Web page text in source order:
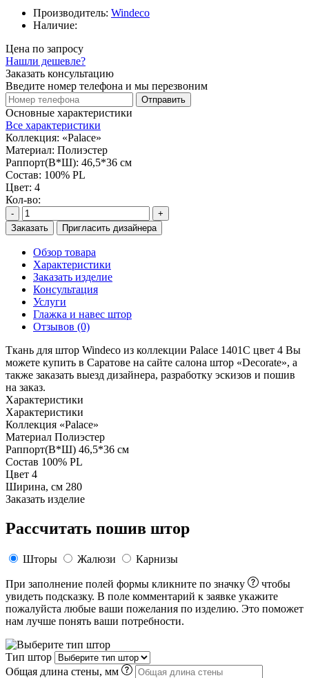
Производитель: Windeco
Наличие:
Цена по запросу
Нашли дешевле?
Заказать консультацию
Введите номер телефона и мы перезвоним
Отправить
Основные характеристики
Все характеристики
Коллекция: «Palace»
Материал: Полиэстер
Раппорт(В*Ш): 46,5*36 см
Состав: 100% PL
Цвет: 4
Кол-во:
-
+
Заказать
Пригласить дизайнера
Обзор товара
Характеристики
Заказать изделие
Консультация
Услуги
Глажка и навес штор
Отзывов (0)
Ткань для штор Windeco из коллекции Palace 1401C цвет 4 Вы
можете купить в Саратове на сайте салона штор «Decorate», а
также заказать выезд дизайнера, разработку эскизов и пошив
на заказ.
Характеристики
Характеристики
Коллекция «Palace»
Материал Полиэстер
Раппорт(В*Ш) 46,5*36 см
Состав 100% PL
Цвет 4
Ширина, см 280
Заказать изделие
Рассчитать пошив штор
Шторы Жалюзи Карнизы
При заполнение полей формы кликните по значку
чтобы
увидеть подсказку. В поле комментарий к заявке укажите
пожалуйста любые ваши пожелания по изделию. Это поможет
нам лучше понять ваши потребности.
Тип штор
Общая длина стены, мм